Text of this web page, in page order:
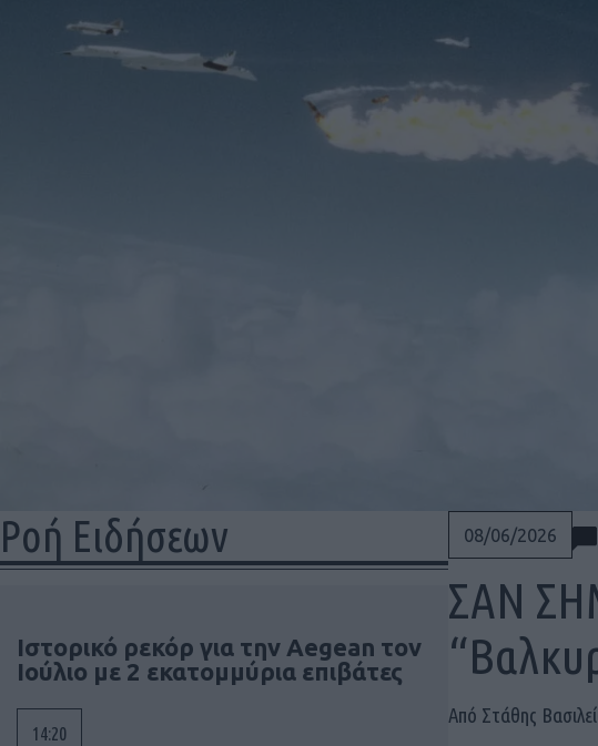
Ροή Ειδήσεων
Ιστορικό ρεκόρ για την Aegean τον
Ιούλιο με 2 εκατομμύρια επιβάτες
14:20
08/06/2026
ΣΑΝ
Από Στάθης